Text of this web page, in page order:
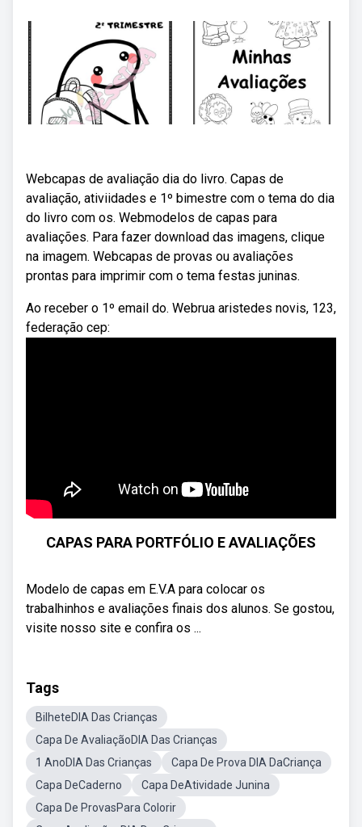
Webcapas de avaliação dia do livro. Capas de
avaliação, ativiidades e 1º bimestre com o tema do dia
do livro com os. Webmodelos de capas para
avaliações. Para fazer download das imagens, clique
na imagem. Webcapas de provas ou avaliações
prontas para imprimir com o tema festas juninas.
Ao receber o 1º email do. Webrua aristedes novis, 123,
federação cep:
CAPAS PARA PORTFÓLIO E AVALIAÇÕES
Modelo de capas em E.V.A para colocar os
trabalhinhos e avaliações finais dos alunos. Se gostou,
visite nosso site e confira os ...
Tags
BilheteDIA Das Crianças
Capa De AvaliaçãoDIA Das Crianças
1 AnoDIA Das Crianças
Capa De Prova DIA DaCriança
Capa DeCaderno
Capa DeAtividade Junina
Capa De ProvasPara Colorir